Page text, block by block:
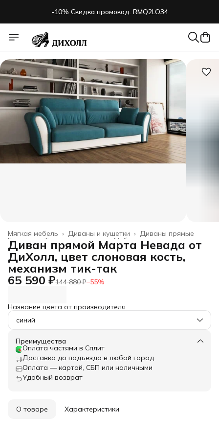
-10% Скидка промокод: RMQ2LO34
Диваны прямые
Диваны и кушетки ›
Мягкая мебель ›
Мебель
Товары для дома
Главная
Диван прямой Марта Невада от
ДиХолл, цвет слоновая кость,
механизм тик-так
65 590 ₽144 880 ₽−55%
Название цвета от производителя
синий
Преимущества
Оплата частями в Сплит
Доставка до подъезда в любой город
Оплата — картой, СБП или наличными
Удобный возврат
О товаре Характеристики